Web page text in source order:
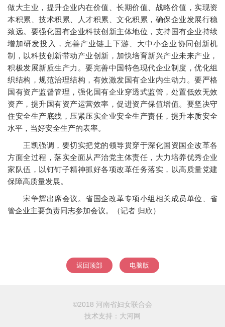
做大主业，提升企业内在价值、长期价值、战略价值，实现资
本积累、技术积累、人才积累、文化积累，确保企业发展行稳
致远。要强化国有企业科技创新主体地位，支持国有企业持续
增加研发投入，完善产业链上下游、大中小企业协同创新机
制，以科技创新带动产业创新，加快培育新兴产业未来产业，
积极发展新质生产力。要完善中国特色现代企业制度，优化组
织结构，规范治理结构，有效激发国有企业内生动力。要严格
国有资产监督管理，强化国有企业穿透式监管，处置低效无效
资产，提升国有资产运营效率，促进资产保值增值。要坚决守
住安全生产底线，压紧压实企业安全生产责任，提升本质安全
水平，当好安全生产的表率。
王凯强调，要切实把党的领导贯穿于深化国资国企改革各
方面全过程，落实全面从严治党主体责任，大力培养优秀企业
家队伍，以钉钉子精神抓好各项改革任务落实，以高质量党建
保障高质量发展。
宋争辉出席会议。省国企改革专项小组相关成员单位、省
管企业主要负责同志参加会议。（记者 归欣）
返回顶部 电脑版
©2018 河南省妇女联合会
技术支持： 大河网